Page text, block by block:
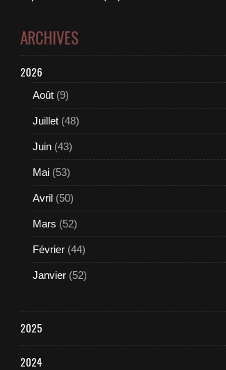
ARCHIVES
2026
Août (9)
Juillet (48)
Juin (43)
Mai (53)
Avril (50)
Mars (52)
Février (44)
Janvier (52)
2025
2024